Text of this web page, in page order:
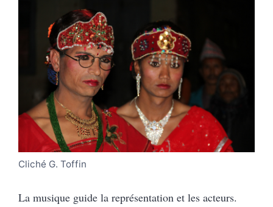
Cliché G. Toffin
La musique guide la représentation et les acteurs.